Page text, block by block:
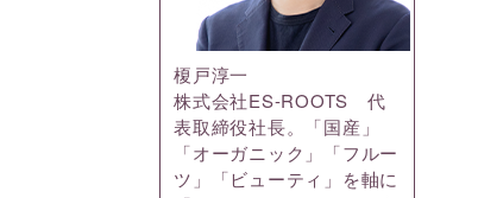
榎戸淳一
株式会社ES-ROOTS 代
表取締役社長。「国産」
「オーガニック」「フルー
ツ」「ビューティ」を軸に